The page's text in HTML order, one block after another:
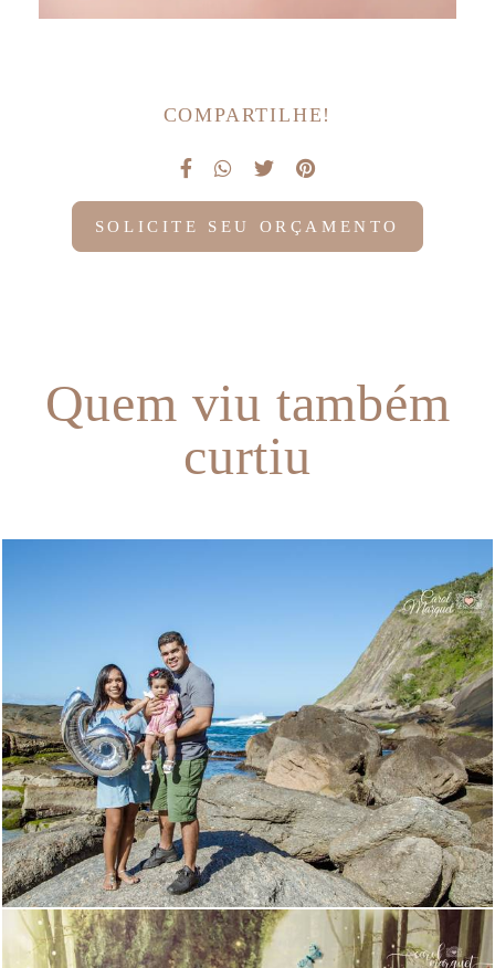
COMPARTILHE!
SOLICITE SEU ORÇAMENTO
Quem viu também
curtiu